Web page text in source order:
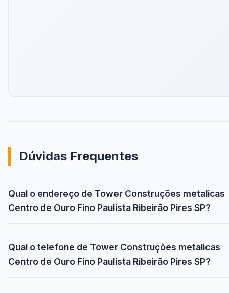
Dúvidas Frequentes
Qual o endereço de Tower Construções metalicas
Centro de Ouro Fino Paulista Ribeirão Pires SP?
Qual o telefone de Tower Construções metalicas
Centro de Ouro Fino Paulista Ribeirão Pires SP?